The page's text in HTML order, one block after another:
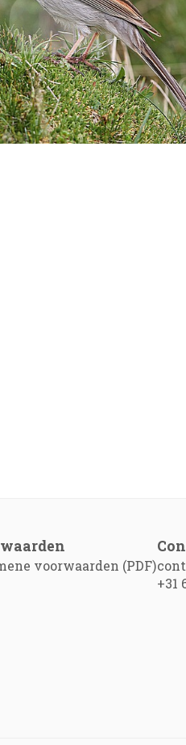
voorwaarden (PDF)
+31